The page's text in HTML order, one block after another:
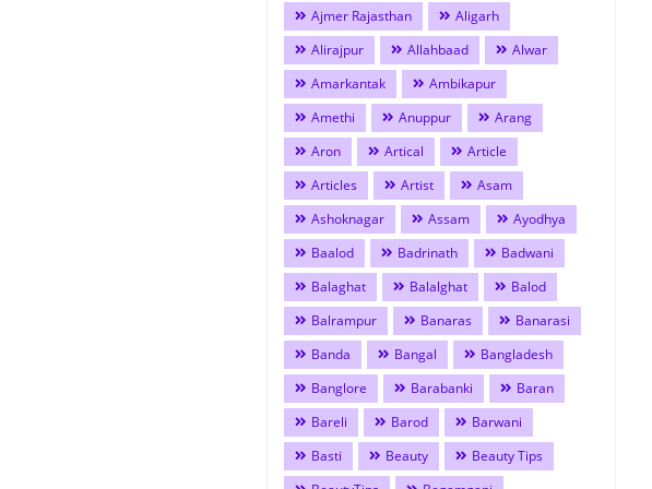
Ajmer Rajasthan
Aligarh
Alirajpur
Allahbaad
Alwar
Amarkantak
Ambikapur
Amethi
Anuppur
Arang
Aron
Artical
Article
Articles
Artist
Asam
Ashoknagar
Assam
Ayodhya
Baalod
Badrinath
Badwani
Balaghat
Balalghat
Balod
Balrampur
Banaras
Banarasi
Banda
Bangal
Bangladesh
Banglore
Barabanki
Baran
Bareli
Barod
Barwani
Basti
Beauty
Beauty Tips